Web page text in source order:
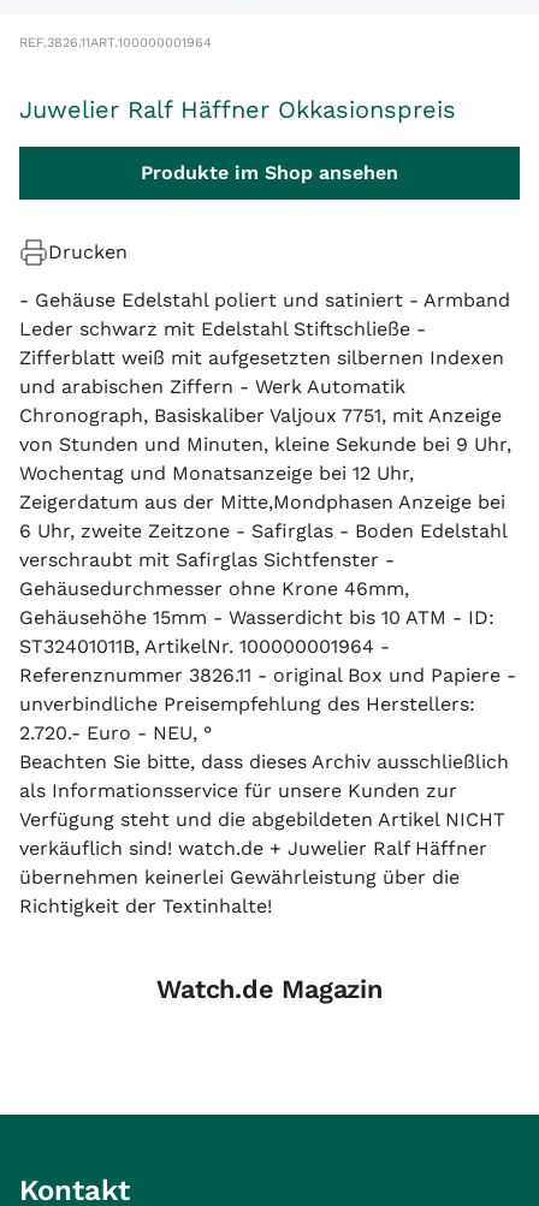
REF.3826.11ART.100000001964
Juwelier Ralf Häffner Okkasionspreis
Produkte im Shop ansehen
Drucken
- Gehäuse Edelstahl poliert und satiniert - Armband
Leder schwarz mit Edelstahl Stiftschließe -
Zifferblatt weiß mit aufgesetzten silbernen Indexen
und arabischen Ziffern - Werk Automatik
Chronograph, Basiskaliber Valjoux 7751, mit Anzeige
von Stunden und Minuten, kleine Sekunde bei 9 Uhr,
Wochentag und Monatsanzeige bei 12 Uhr,
Zeigerdatum aus der Mitte,Mondphasen Anzeige bei
6 Uhr, zweite Zeitzone - Safirglas - Boden Edelstahl
verschraubt mit Safirglas Sichtfenster -
Gehäusedurchmesser ohne Krone 46mm,
Gehäusehöhe 15mm - Wasserdicht bis 10 ATM - ID:
ST32401011B, ArtikelNr. 100000001964 -
Referenznummer 3826.11 - original Box und Papiere -
unverbindliche Preisempfehlung des Herstellers:
2.720.- Euro - NEU, °
Beachten Sie bitte, dass dieses Archiv ausschließlich
als Informationsservice für unsere Kunden zur
Verfügung steht und die abgebildeten Artikel NICHT
verkäuflich sind! watch.de + Juwelier Ralf Häffner
übernehmen keinerlei Gewährleistung über die
Richtigkeit der Textinhalte!
Watch.de Magazin
Kontakt